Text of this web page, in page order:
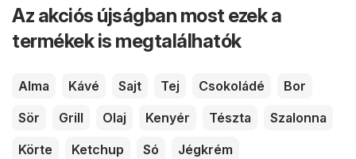
Az akciós újságban most ezek a
termékek is megtalálhatók
Alma Kávé Sajt Tej Csokoládé
Bor
Sör
Grill Olaj Kenyér Tészta
Szalonna
Körte
Ketchup Só Jégkrém